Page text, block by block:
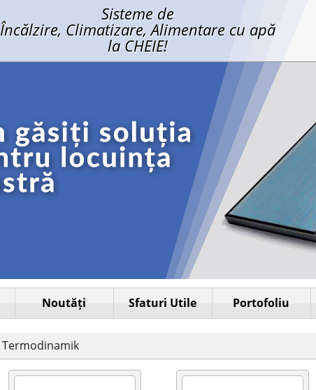
Sisteme de
Încălzire, Climatizare, Alimentare cu apă
la CHEIE!
Noutăți Sfaturi Utile Portofoliu
Termodinamik